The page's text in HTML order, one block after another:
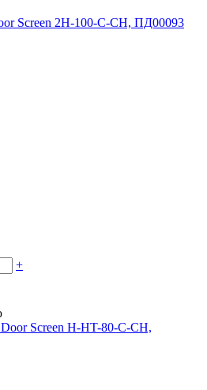
Screen 2H-100-C-CH, ПД00093
+